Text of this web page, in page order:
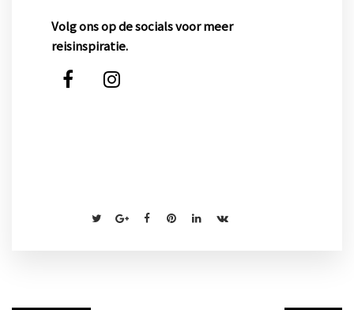
Volg ons op de socials voor meer
reisinspiratie.